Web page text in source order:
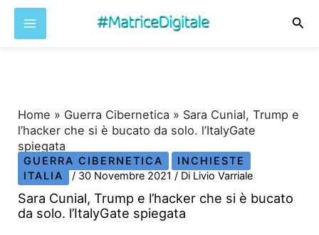
Home » Guerra Cibernetica » Sara Cunial, Trump e
l’hacker che si è bucato da solo. l’ItalyGate
spiegata
GUERRA CIBERNETICA
INCHIESTE
ITALIA
/ 30 Novembre 2021/ Di Livio Varriale
Sara Cunial, Trump e l’hacker che si è bucato
da solo. l’ItalyGate spiegata